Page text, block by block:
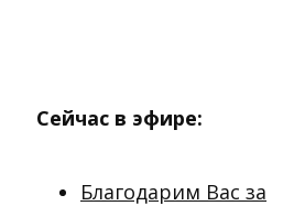
Сейчас в эфире:
Благодарим Вас за